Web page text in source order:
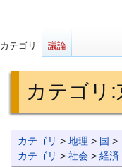
カテゴリ :
ナ
ビ
検
索
カテゴリ >地理 > 国 >
カテゴリ >社会 >経済
カテゴリ 議論